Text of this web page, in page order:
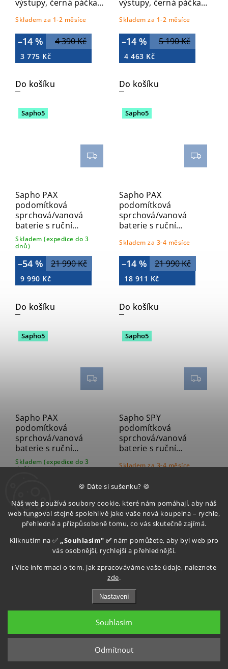
🍪 Dáte si sušenku? 🍪
Náš web používá soubory cookie, které nám pomáhají, aby náš
web fungoval stejně spolehlivě jako vaše nová koupelna – rychle,
přehledně a přizpůsobeně tomu, co vás skutečně zajímá.
Kliknutím na ✅ „Souhlasím" ✅ nám pomůžete, aby byl web pro
vás osobnější, rychlejší a přehlednější.
ℹ️ Více informací o tom, jak zpracováváme vaše údaje, naleznete
zde.
Nastavení
Odmítnout
Souhlasím
výstupy, černá páčka,
Skladem za 1-2 měsíce
4 390 Kč
–14 %
3 775 Kč
Do košíku
výstupy, černá páčka,
Skladem za 1-2 měsíce
5 190 Kč
–14 %
4 463 Kč
Do košíku
Sapho5
Sapho PAX
podomítková
sprchová/vanová
baterie s ruční
sprchou, 2 výstupy,
černá mat XA52/15
Skladem (expedice do 3
dnů)
21 990 Kč
–54 %
9 990 Kč
Do košíku
Sapho5
Sapho PAX
podomítková
sprchová/vanová
baterie s ruční
bílá mat XA52/14
Skladem za 3-4 měsíce
21 990 Kč
–14 %
18 911 Kč
Do košíku
Sapho5
Sapho PAX
podomítková
sprchová/vanová
baterie s ruční
sprchou, 2 výstupy,
chrom XA52
Skladem (expedice do 3
dnů)
15 790 Kč
8 990 Kč
Do košíku
Sapho5
Sapho SPY
podomítková
sprchová/vanová
baterie s ruční
zlato mat PY53/19
Skladem za 3-4 měsíce
–14 %
26 651 Kč
Do košíku
Sapho SPY
sprchová/vanová
Sapho SPY
podomítková
sprchová/vanová